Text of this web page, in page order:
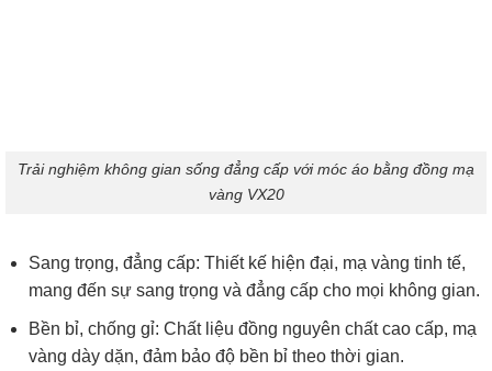
Trải nghiệm không gian sống đẳng cấp với móc áo bằng đồng mạ
vàng VX20
Sang trọng, đẳng cấp: Thiết kế hiện đại, mạ vàng tinh tế,
mang đến sự sang trọng và đẳng cấp cho mọi không gian.
Bền bỉ, chống gỉ: Chất liệu đồng nguyên chất cao cấp, mạ
vàng dày dặn, đảm bảo độ bền bỉ theo thời gian.